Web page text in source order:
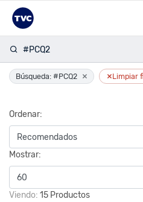
#PCQ2
Búsqueda: #PCQ2 × ×Limpiar
Ordenar:
Mostrar:
Viendo: 15 Productos